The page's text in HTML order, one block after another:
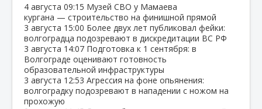
4 августа 09:15 Музей СВО у Мамаева
кургана — строительство на финишной прямой
3 августа 15:00 Более двух лет публиковал фейки:
волгоградца подозревают в дискредитации ВС РФ
3 августа 14:07 Подготовка к 1 сентября: в
Волгограде оценивают готовность
образовательной инфраструктуры
3 августа 12:53 Агрессия на фоне опьянения:
волгоградку подозревают в нападении с ножом на
прохожую